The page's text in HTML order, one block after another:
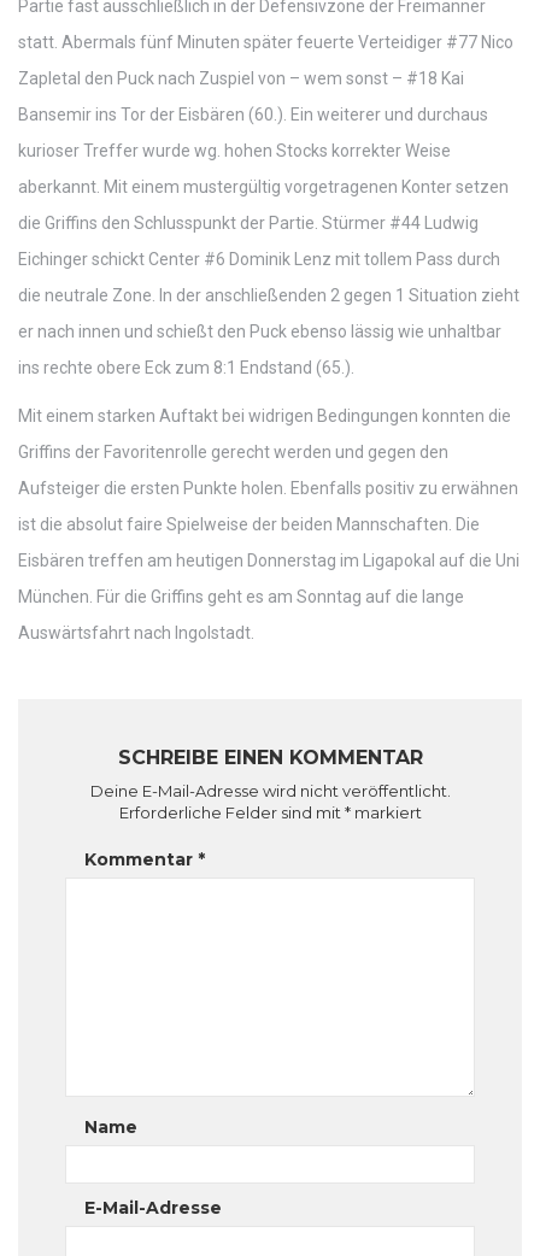
Partie fast ausschließlich in der Defensivzone der Freimanner
statt. Abermals fünf Minuten später feuerte Verteidiger #77 Nico
Zapletal den Puck nach Zuspiel von – wem sonst – #18 Kai
Bansemir ins Tor der Eisbären (60.). Ein weiterer und durchaus
kurioser Treffer wurde wg. hohen Stocks korrekter Weise
aberkannt. Mit einem mustergültig vorgetragenen Konter setzen
die Griffins den Schlusspunkt der Partie. Stürmer #44 Ludwig
Eichinger schickt Center #6 Dominik Lenz mit tollem Pass durch
die neutrale Zone. In der anschließenden 2 gegen 1 Situation zieht
er nach innen und schießt den Puck ebenso lässig wie unhaltbar
ins rechte obere Eck zum 8:1 Endstand (65.).
Mit einem starken Auftakt bei widrigen Bedingungen konnten die
Griffins der Favoritenrolle gerecht werden und gegen den
Aufsteiger die ersten Punkte holen. Ebenfalls positiv zu erwähnen
ist die absolut faire Spielweise der beiden Mannschaften. Die
Eisbären treffen am heutigen Donnerstag im Ligapokal auf die Uni
München. Für die Griffins geht es am Sonntag auf die lange
Auswärtsfahrt nach Ingolstadt.
SCHREIBE EINEN KOMMENTAR
Deine E-Mail-Adresse wird nicht veröffentlicht.
Erforderliche Felder sind mit *markiert
Kommentar *
Name
E-Mail-Adresse